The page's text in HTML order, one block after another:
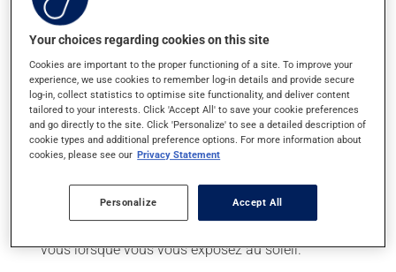
l'occasion entraîner certains effets indésirables (effets
secondaires), notamment :
il peut causer des maux de tête;
il peut donner des problèmes de digestion;
il peut causer des étourdissements - levez-vous
lentement et soyez prudent avant de prendre le
volant;
il peut rendre votre peau plus sensible aux rayons UV
vous lorsque vous vous exposez au soleil.
Your choices regarding cookies on this site
Cookies are important to the proper functioning of a site. To improve your
experience, we use cookies to remember log-in details and provide secure
log-in, collect statistics to optimise site functionality, and deliver content
tailored to your interests. Click 'Accept All' to save your cookie preferences
and go directly to the site. Click 'Personalize' to see a detailed description of
cookie types and additional preference options. For more information about
cookies, please see our Privacy Statement
Personalize Accept All